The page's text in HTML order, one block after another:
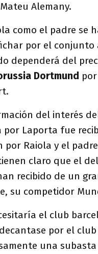
Alemany.
como el padre se
por el conjunto
dependerá del
Dortmund
del interés
Laporta fue
por Raiola y el
claro que el del
recibido de un
su competidor
el club
por el
una